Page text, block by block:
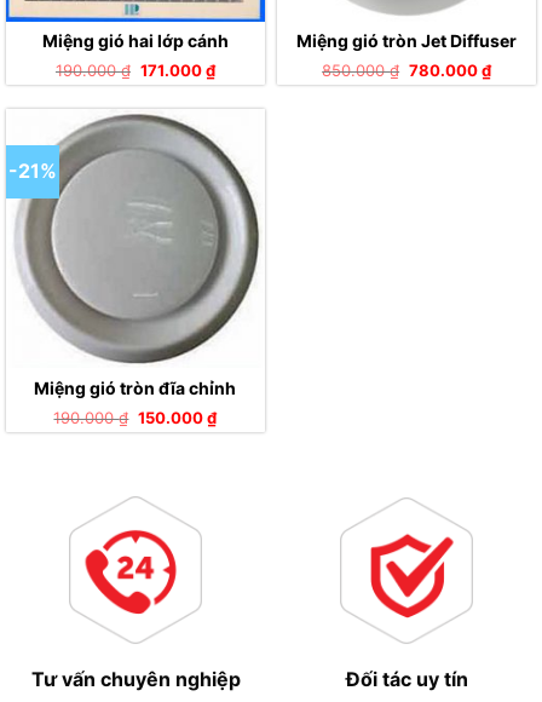
Miệng gió hai lớp cánh
190.000₫ Giá
gốc
190.000 ₫.
171.000₫Giá
hiện
Miệng gió tròn Jet Diffuser
850.000₫ Giá
gốc
780.000₫Giá
hiện
-21%
Miệng gió tròn đĩa chỉnh
190.000₫ Giá
gốc
150.000₫Giá
hiện
Tư vấn chuyên nghiệp Đối tác uy tín